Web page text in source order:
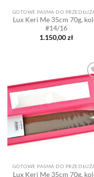
Lux Keri Me 35cm 70g,
#14/16
1.150,00zł
do
Lux Keri Me 35cm 70g,